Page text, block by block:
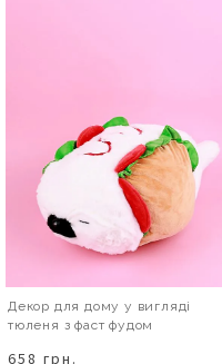
Декор для дому у вигляді
тюленя з фаст фудом
658 грн.